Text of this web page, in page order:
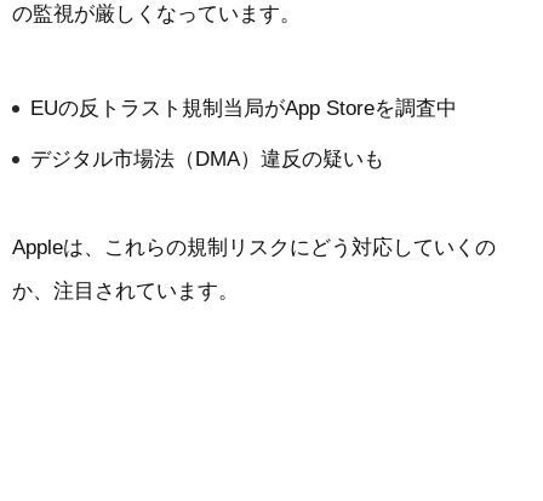
の監視が厳しくなっています。
EUの反トラスト規制当局がApp Storeを調査中
デジタル市場法（DMA）違反の疑いも
Appleは、これらの規制リスクにどう対応していくの
か、注目されています。